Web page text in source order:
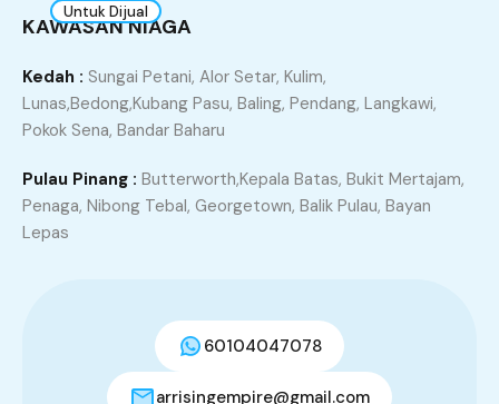
Untuk Dijual
Kuala Ketil, Baling, Kedah, Malaysia
RM220,000.00
Property Types
Apartment
KAWASAN NIAGA
Kedah : Sungai Petani, Alor Setar, Kulim,
Lunas,Bedong,Kubang Pasu, Baling, Pendang, Langkawi,
Pokok Sena, Bandar Baharu
Pulau Pinang : Butterworth,Kepala Batas, Bukit Mertajam,
Penaga, Nibong Tebal, Georgetown, Balik Pulau, Bayan
Lepas
60104047078
arrisingempire@gmail.com